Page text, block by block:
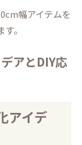
幅アイテムを
。
アとDIY応
アイデ